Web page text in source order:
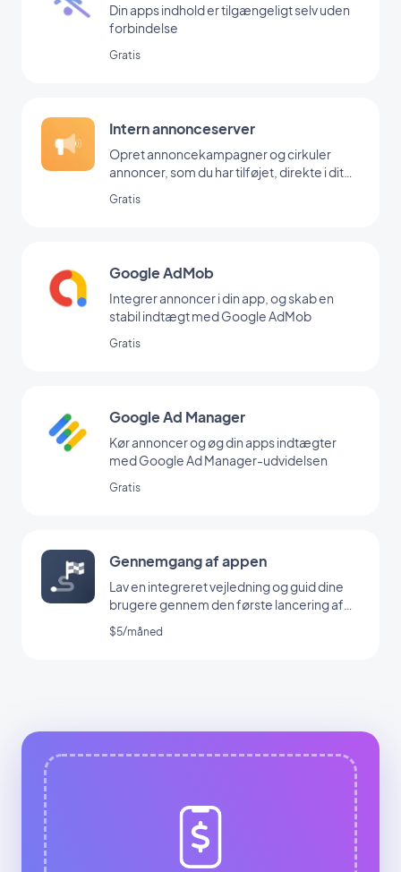
Din apps indhold er tilgængeligt selv uden
forbindelse
Gratis
Intern annonceserver
Opret annoncekampagner og cirkuler
annoncer, som du har tilføjet, direkte i dit
Gratis
Google AdMob
Integrer annoncer i din app, og skab en
stabil indtægt med Google AdMob
Gratis
Google Ad Manager
Kør annoncer og øg din apps indtægter
med Google Ad Manager-udvidelsen
Gratis
Gennemgang af appen
Lav en integreret vejledning og guid dine
brugere gennem den første lancering af
din app
$5/måned